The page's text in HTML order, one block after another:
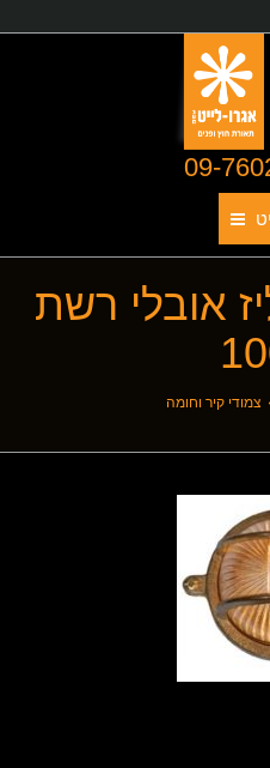
אובלי רשת
צמודי קיר וחומה